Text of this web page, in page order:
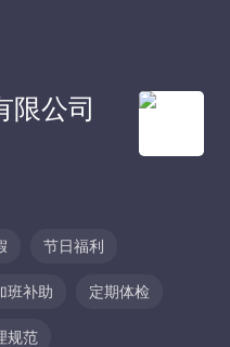
限公司
节日福利
班补助 定期体检
规范